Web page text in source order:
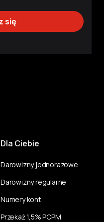
Dla Ciebie
Darowizny jednorazowe
Darowizny regularne
Numery kont
Przekaż 1,5% PCPM